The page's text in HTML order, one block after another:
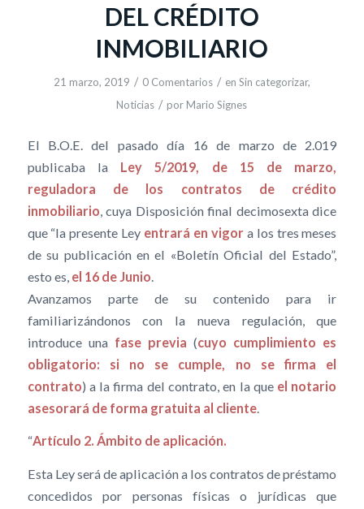
DEL CRÉDITO
INMOBILIARIO
21 marzo, 2019 / 0 Comentarios / en Sin categorizar,
Noticias / por Mario Signes
El B.O.E. del pasado día 16 de marzo de 2.019
publicaba laLey 5/2019, de 15 de marzo,
reguladora de los contratos de crédito
inmobiliario , cuya Disposición final decimosexta dice
que “la presente Ley entrará en vigor a los tres meses
de su publicación en el «Boletín Oficial del Estado”,
esto es, el 16 de Junio
Avanzamos parte de su contenido para ir
familiarizándonos con la nueva regulación, que
introduce unafase previa (cuyo cumplimiento es
obligatorio: si no se cumple, no se firma el
contrato) a la firma del contrato, en la que el notario
asesorará de forma gratuita al cliente.
“Artículo 2. Ámbito de aplicación.
Esta Ley será de aplicación a los contratos de préstamo
concedidos por personas físicas o jurídicas que